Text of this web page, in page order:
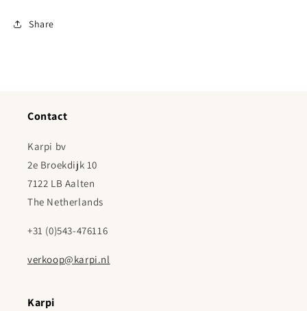
Share
Contact
Karpi bv
2e Broekdijk 10
7122 LB Aalten
The Netherlands
+31 (0)543-476116
verkoop@karpi.nl
Karpi